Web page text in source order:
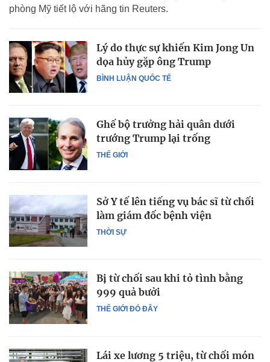
phòng Mỹ tiết lộ với hãng tin Reuters.
BÌNH LUẬN QUỐC TẾ
Lý do thực sự khiến Kim Jong Un
dọa hủy gặp ông Trump
THẾ GIỚI
Ghế bộ trưởng hải quân dưới
trướng Trump lại trống
THỜI SỰ
Sở Y tế lên tiếng vụ bác sĩ từ chối
làm giám đốc bệnh viện
THẾ GIỚI ĐÓ ĐÂY
Bị từ chối sau khi tỏ tình bằng
999 quả bưởi
Lái xe lương 5 triệu, từ chối món